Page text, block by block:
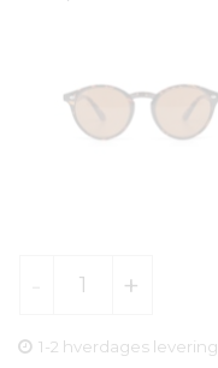
1-2 hverdages levering